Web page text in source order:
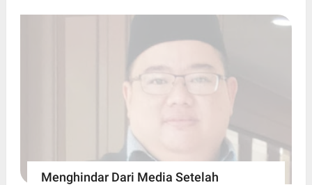
Menghindar Dari Media Setelah